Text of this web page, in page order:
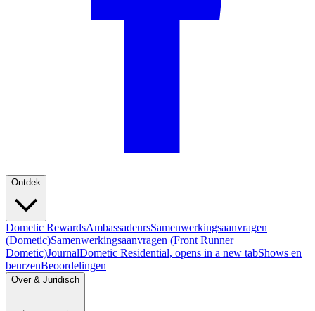
Ontdek
Dometic RewardsAmbassadeursSamenwerkingsaanvragen
(Dometic)Samenwerkingsaanvragen (Front Runner
Dometic)JournalDometic Residential, opens in a new tabShows en
beurzenBeoordelingen
Over & Juridisch